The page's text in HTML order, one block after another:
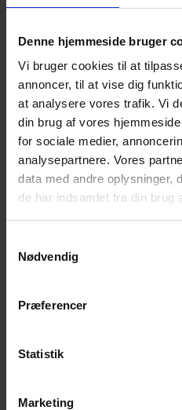
Denne hjemmeside bruger
Vi bruger cookies til at
annoncer, til at vise dig
at analysere vores trafik. Vi
din brug af vores
for sociale medier,
analysepartnere. Vores
data med andre oplysninger,
de har indsamlet fra din brug
Nødvendig
Præferencer
Statistik
Marketing
professionel og holdbar
Læs mere
Vi passer på miljøet
I Poda lægger vi vægt på
mennesker, dyr og miljø.
FSC®- certificeret
certificerede produkter i
Læs mere
Det er ofte umuligt at
sikre side, bakket op af